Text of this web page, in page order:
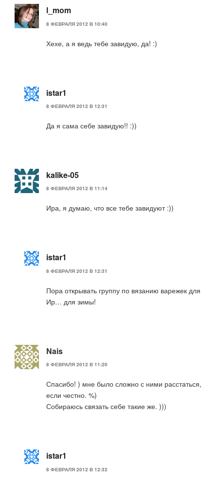
l_mom
8 ФЕВРАЛЯ 2012 В 10:40
Хехе, а я ведь тебе завидую, да! :)
istar1
8 ФЕВРАЛЯ 2012 В 12:31
Да я сама себе завидую!! :))
kalike-05
8 ФЕВРАЛЯ 2012 В 11:14
Ира, я думаю, что все тебе завидуют :))
istar1
8 ФЕВРАЛЯ 2012 В 12:31
Пора открывать группу по вязанию варежек для
Ир… для зимы!
Nais
8 ФЕВРАЛЯ 2012 В 11:20
Спасибо! ) мне было сложно с ними расстаться,
если честно. %)
Собираюсь связать себе такие же. )))
istar1
8 ФЕВРАЛЯ 2012 В 12:32